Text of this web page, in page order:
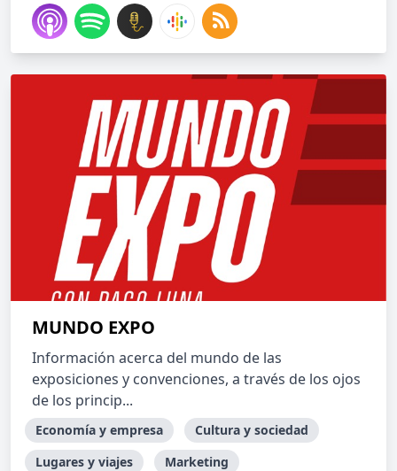
MUNDO EXPO
Información acerca del mundo de las
exposiciones y convenciones, a través de los ojos
de los princip...
Economía y empresa
Cultura y sociedad
Lugares y viajes
Marketing